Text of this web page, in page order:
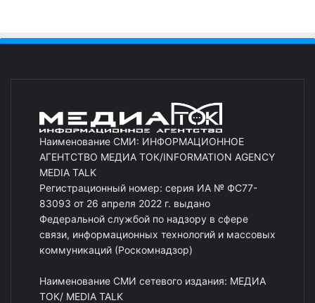
Наименование СМИ: ИНФОРМАЦИОННОЕ
АГЕНТСТВО МЕДИА ТОК/INFORMATION AGENCY
MEDIA TALK
Регистрационный номер: серия ИА № ФС77-
83093 от 26 апреля 2022 г. выдано
Федеральной службой по надзору в сфере
связи, информационных технологий и массовых
коммуникаций (Роскомнадзор)
Наименование СМИ сетевого издания: МЕДИА
ТОК/ MEDIA TALK